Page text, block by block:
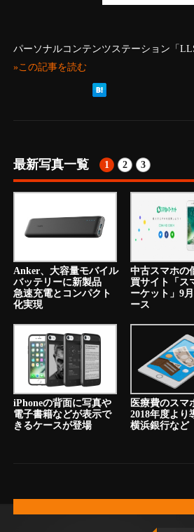
パーソナルコンテンツステーション「
»この記事を読む
最新写真一覧 1 2 3
Anker、大容量モバイル
バッテリーに新製品
急速充電とコンパクト
化実現
中古スマホの
買サイト「ス
ーケット」9
ース
iPhoneの背面に写真や
電子書籍などが表示で
きるケースが登場
医療費のスマ
2018年度よ
横浜銀行など